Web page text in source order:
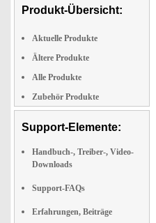
Produkt-Übersicht:
Aktuelle Produkte
Ältere Produkte
Alle Produkte
Zubehör Produkte
Support-Elemente:
Handbuch-, Treiber-, Video-
Downloads
Support-FAQs
Erfahrungen, Beiträge